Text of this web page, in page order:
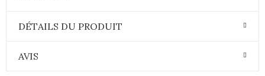
DÉTAILS DU PRODUIT
AVIS